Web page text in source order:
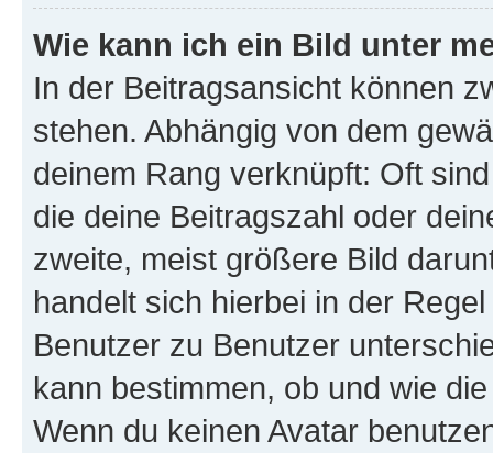
Wie kann ich ein Bild unter
In der Beitragsansicht können
stehen. Abhängig von dem
deinem Rang verknüpft: Oft
die deine Beitragszahl oder
zweite, meist größere Bild
handelt sich hierbei in der
Benutzer zu Benutzer
kann bestimmen, ob und wie
Wenn du keinen Avatar